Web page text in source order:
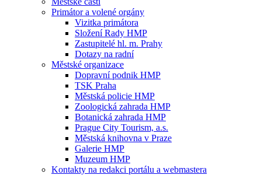
Primátor a volené orgány
Vizitka primátora
Složení Rady HMP
Zastupitelé hl. m. Prahy
Dotazy na radní
Městské organizace
Dopravní podnik HMP
TSK Praha
Městská policie HMP
Zoologická zahrada HMP
Botanická zahrada HMP
Prague City Tourism, a.s.
Městská knihovna v Praze
Galerie HMP
Muzeum HMP
Kontakty na redakci portálu a webmastera